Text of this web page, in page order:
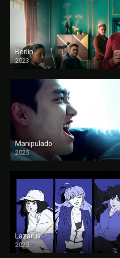
Berlín
2023
Manipulado
2025
Lazarus
2025